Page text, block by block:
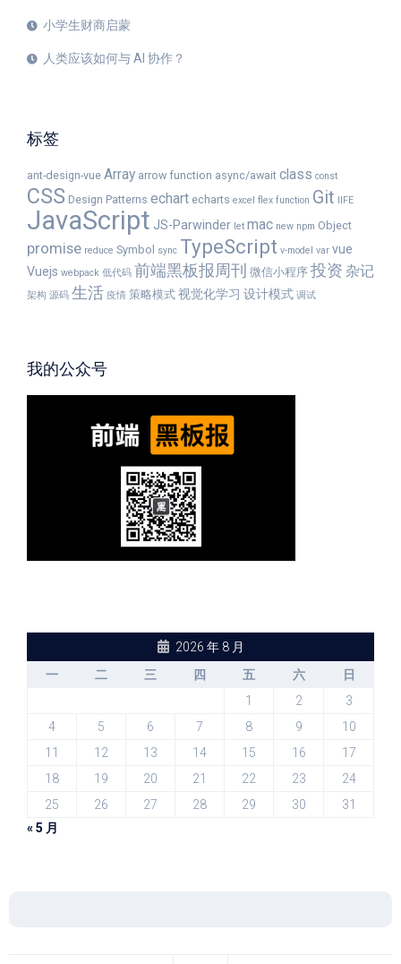
小学生财商启蒙
人类应该如何与 AI 协作？
标签
ant-design-vue Array arrow function async/await class const
CSS Design Patterns echart echarts excel flex function Git IIFE
JavaScript JS-Parwinder let mac new npm Object
promise reduce Symbol sync TypeScript v-model var vue
Vuejs webpack 低代码 前端黑板报周刊 微信小程序 投资 杂记
架构 源码 生活 疫情 策略模式 视觉化学习 设计模式 调试
我的公众号
2026 年 8 月
一
二 三 四 五 六
日
1
2
3
4
5 6 7 8 9
10
11
12 13 14 15 16
17
18
19 20 21 22 23
24
25
26 27 28 29 30
31
« 5 月